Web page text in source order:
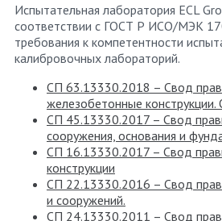
Испытательная лаборатория ECL
соответствии с ГОСТ Р ИСО/МЭК
требования к компетентности
калибровочных лабораторий.
СП 63.13330.2018 – Свод
железобетонные
СП 45.13330.2017 – Свод
сооружения, основания и
СП 16.13330.2017 – Свод
конструкции
СП 22.13330.2016 – Свод
и сооружений.
СП 24.13330.2011 – Свод